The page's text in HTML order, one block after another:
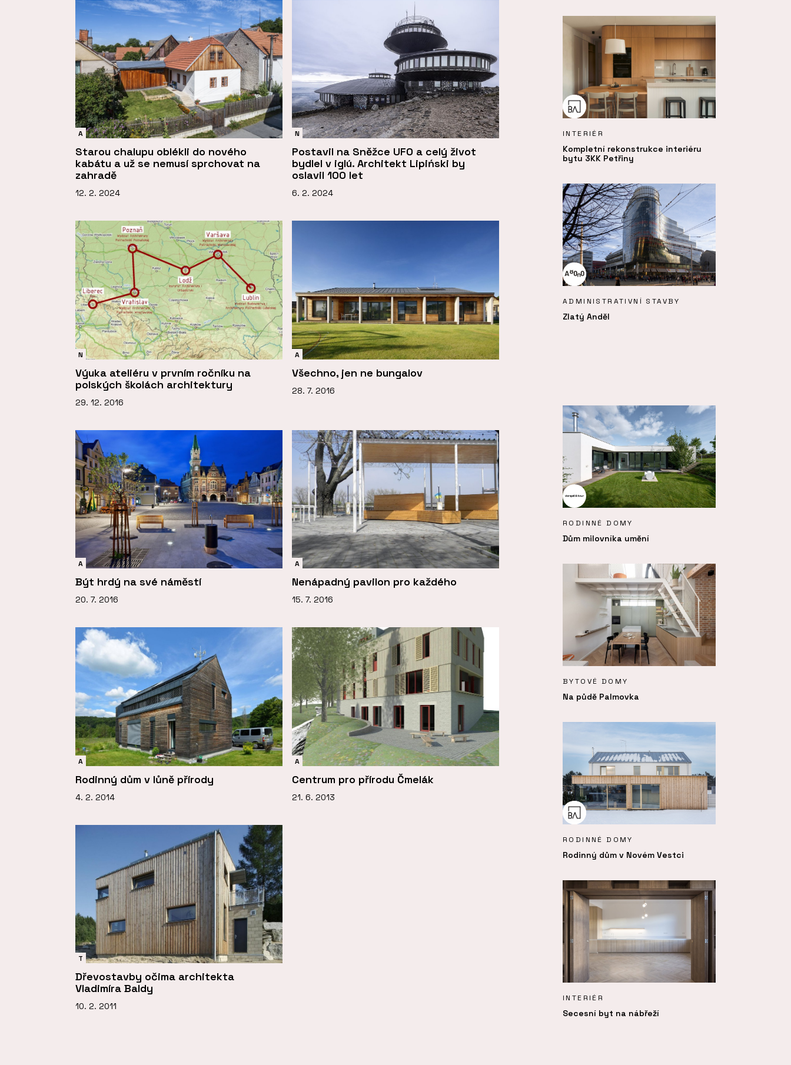
A
Starou chalupu oblékli do nového
kabátu a už se nemusí sprchovat na
zahradě
12. 2. 2024
N
Postavil na Sněžce UFO a celý život
bydlel v iglú. Architekt Lipiński by
oslavil 100 let
6. 2. 2024
N
Výuka ateliéru v prvním ročníku na
polských školách architektury
29. 12. 2016
A
Všechno, jen ne bungalov
28. 7. 2016
A
Být hrdý na své náměstí
20. 7. 2016
A
Nenápadný pavilon pro každého
15. 7. 2016
A
Rodinný dům v lůně přírody
4. 2. 2014
A
Centrum pro přírodu Čmelák
21. 6. 2013
T
Dřevostavby očima architekta
Vladimíra Baldy
10. 2. 2011
INTERIÉR
Kompletní rekonstrukce interiéru
bytu 3KK Petřiny
ADMINISTRATIVNÍ STAVBY
Zlatý Anděl
RODINNÉ DOMY
Dům milovníka umění
BYTOVÉ DOMY
Na půdě Palmovka
RODINNÉ DOMY
Rodinný dům v Novém Vestci
INTERIÉR
Secesní byt na nábřeží